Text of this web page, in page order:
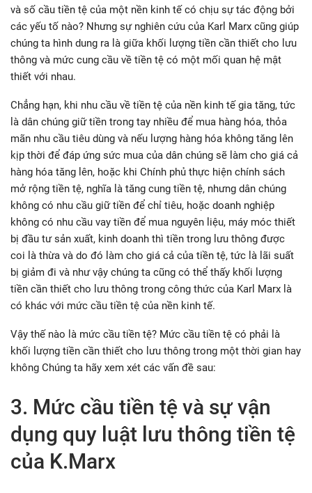
và số cầu tiền tệ của một nền kinh tế có chịu sự tác động bởi
các yếu tố nào? Nhưng sự nghiên cứu của Karl Marx cũng giúp
chúng ta hình dung ra là giữa khối lượng tiền cần thiết cho lưu
thông và mức cung cầu về tiền tệ có một mối quan hệ mật
thiết với nhau.
Chẳng hạn, khi nhu cầu về tiền tệ của nền kinh tế gia tăng, tức
là dân chúng giữ tiền trong tay nhiều để mua hàng hóa, thỏa
mãn nhu cầu tiêu dùng và nếu lượng hàng hóa không tăng lên
kịp thời để đáp ứng sức mua của dân chúng sẽ làm cho giá cả
hàng hóa tăng lên, hoặc khi Chính phủ thực hiện chính sách
mở rộng tiền tệ, nghĩa là tăng cung tiền tệ, nhưng dân chúng
không có nhu cầu giữ tiền để chỉ tiêu, hoặc doanh nghiệp
không có nhu cầu vay tiền để mua nguyên liệu, máy móc thiết
bị đầu tư sản xuất, kinh doanh thì tiền trong lưu thông được
coi là thừa và do đó làm cho giá cả của tiền tệ, tức là lãi suất
bị giảm đi và như vậy chúng ta cũng có thể thấy khối lượng
tiền cần thiết cho lưu thông trong công thức của Karl Marx là
có khác với mức cầu tiền tệ của nền kinh tế.
Vậy thế nào là mức cầu tiền tệ? Mức cầu tiền tệ có phải là
khối lượng tiền cần thiết cho lưu thông trong một thời gian hay
không Chúng ta hãy xem xét các vấn đề sau:
3. Mức cầu tiền tệ và sự vận
dụng quy luật lưu thông tiền tệ
của K.Marx